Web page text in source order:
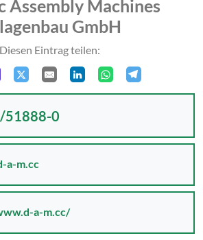
Assembly Machines
GmbH
Diesen Eintrag teilen:
51888-0
a-m.cc
a-m.cc/